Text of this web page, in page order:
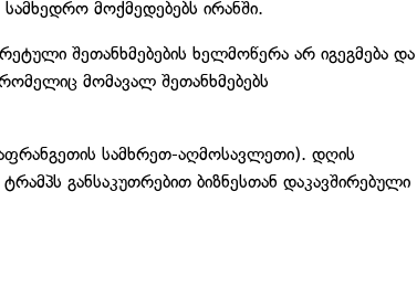
მოქმედებებს ირანში.
შეთანხმებების ხელმოწერა არ იგეგმება და
მომავალ შეთანხმებებს
სამხრეთ-აღმოსავლეთი). დღის
განსაკუთრებით ბიზნესთან დაკავშირებული